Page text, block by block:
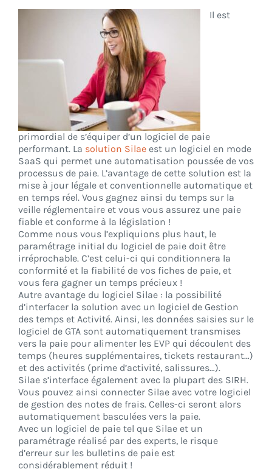
Il est
primordial de s’équiper d’un logiciel de paie
performant. La solution Silae est un logiciel en mode
SaaS qui permet une automatisation poussée de vos
processus de paie. L’avantage de cette solution est la
mise à jour légale et conventionnelle automatique et
en temps réel. Vous gagnez ainsi du temps sur la
veille réglementaire et vous vous assurez une paie
fiable et conforme à la législation !
Comme nous vous l’expliquions plus haut, le
paramétrage initial du logiciel de paie doit être
irréprochable. C’est celui-ci qui conditionnera la
conformité et la fiabilité de vos fiches de paie, et
vous fera gagner un temps précieux !
Autre avantage du logiciel Silae : la possibilité
d’interfacer la solution avec un logiciel de Gestion
des temps et Activité. Ainsi, les données saisies sur le
logiciel de GTA sont automatiquement transmises
vers la paie pour alimenter les EVP qui découlent des
temps (heures supplémentaires, tickets restaurant…)
et des activités (prime d’activité, salissures…).
Silae s’interface également avec la plupart des SIRH.
Vous pouvez ainsi connecter Silae avec votre logiciel
de gestion des notes de frais. Celles-ci seront alors
automatiquement basculées vers la paie.
Avec un logiciel de paie tel que Silae et un
paramétrage réalisé par des experts, le risque
d’erreur sur les bulletins de paie est
considérablement réduit !